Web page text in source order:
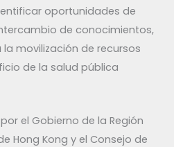
oportunidades de
de conocimientos,
movilización de recursos
de la salud pública
el Gobierno de la Región
Hong Kong y el Consejo de